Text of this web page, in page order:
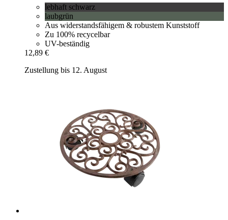
lebhaft schwarz
laubgrün
Aus widerstandsfähigem & robustem Kunststoff
Zu 100% recycelbar
UV-beständig
12,89 €
Zustellung bis 12. August